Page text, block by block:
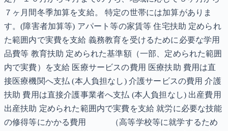
７ヶ月間冬季加算を支給。 特定の世帯には加算がありま
す。(障害者加算等) アパート等の家賃等 住宅扶助 定められ
た範囲内で実費を支給 義務教育を受けるために必要な学用
品費等 教育扶助 定められた基準額（一部、定められた範囲
内で実費）を支給 医療サービスの費用 医療扶助 費用は直
接医療機関へ支払 (本人負担なし) 介護サービスの費用 介護
扶助 費用は直接介護事業者へ支払 (本人負担なし) 出産費用
出産扶助 定められた範囲内で実費を支給 就労に必要な技能
の修得等にかかる費用 （高等学校等に就学するため